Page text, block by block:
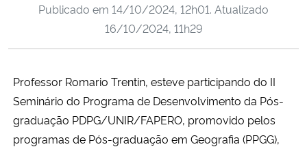
Controladoria-Geral da União
Publicado em 14/10/2024, 12h01. Atualizado
16/10/2024, 11h29
Professor Romario Trentin, esteve participando do II
Seminário do Programa de Desenvolvimento da Pós-
graduação PDPG/UNIR/FAPERO, promovido pelos
programas de Pós-graduação em Geografia (PPGG),